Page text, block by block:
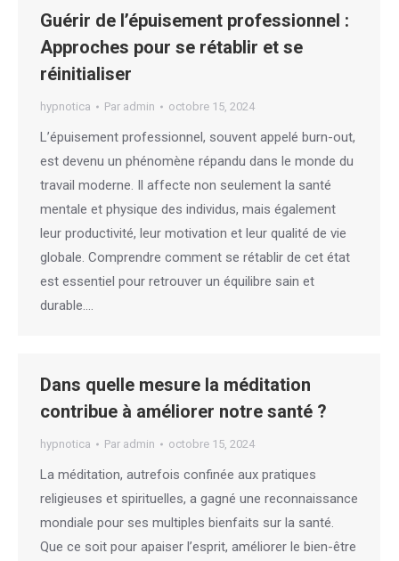
Guérir de l’épuisement professionnel :
Approches pour se rétablir et se
réinitialiser
hypnotica Par admin octobre 15, 2024
L’épuisement professionnel, souvent appelé burn-out,
est devenu un phénomène répandu dans le monde du
travail moderne. Il affecte non seulement la santé
mentale et physique des individus, mais également
leur productivité, leur motivation et leur qualité de vie
globale. Comprendre comment se rétablir de cet état
est essentiel pour retrouver un équilibre sain et
durable.…
Dans quelle mesure la méditation
contribue à améliorer notre santé ?
hypnotica Par admin octobre 15, 2024
La méditation, autrefois confinée aux pratiques
religieuses et spirituelles, a gagné une reconnaissance
mondiale pour ses multiples bienfaits sur la santé.
Que ce soit pour apaiser l’esprit, améliorer le bien-être